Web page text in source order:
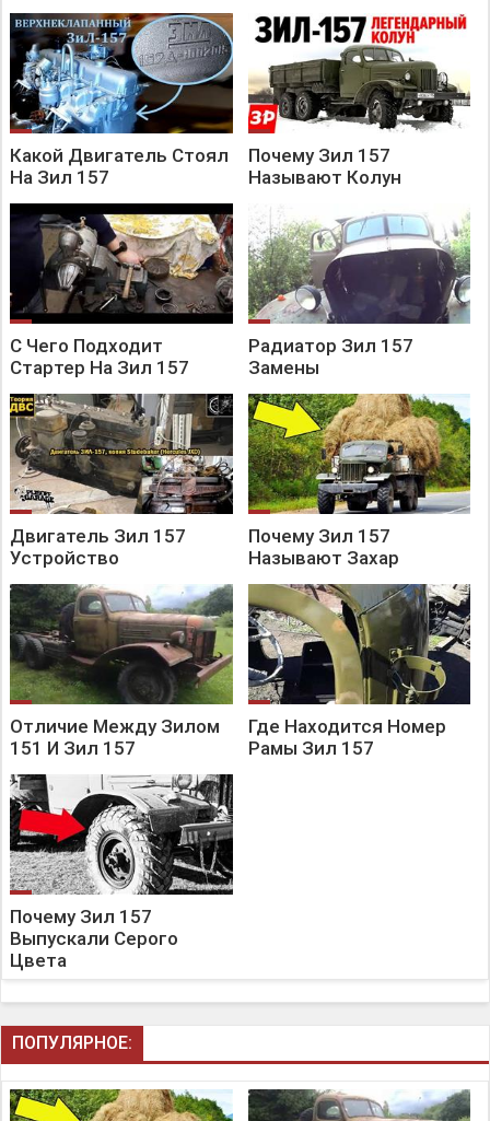
Какой Двигатель Стоял
На Зил 157
Почему Зил 157
Называют Колун
С Чего Подходит
Стартер На Зил 157
Радиатор Зил 157
Замены
Двигатель Зил 157
Устройство
Почему Зил 157
Называют Захар
Отличие Между Зилом
151 И Зил 157
Где Находится Номер
Рамы Зил 157
Почему Зил 157
Выпускали Серого
Цвета
ПОПУЛЯРНОЕ: